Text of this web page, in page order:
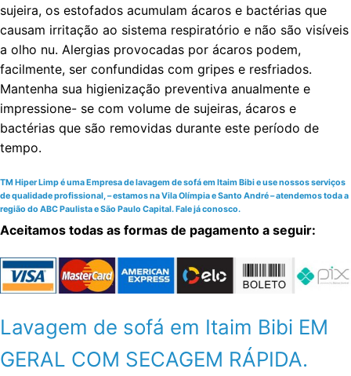
sujeira, os estofados acumulam ácaros e bactérias que
causam irritação ao sistema respiratório e não são visíveis
a olho nu. Alergias provocadas por ácaros podem,
facilmente, ser confundidas com gripes e resfriados.
Mantenha sua higienização preventiva anualmente e
impressione- se com volume de sujeiras, ácaros e
bactérias que são removidas durante este período de
tempo.
TM Hiper Limp é uma Empresa de lavagem de sofá em Itaim Bibi e use nossos serviços
de qualidade profissional, – estamos na Vila Olímpia e Santo André – atendemos toda a
região do ABC Paulista e São Paulo Capital. Fale já conosco.
Aceitamos todas as formas de pagamento a seguir:
Lavagem de sofá em Itaim Bibi EM
GERAL COM SECAGEM RÁPIDA.